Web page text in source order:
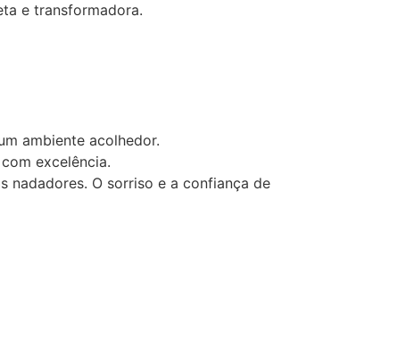
e transformadora.
ambiente acolhedor.
excelência.
nadadores. O sorriso e a confiança de